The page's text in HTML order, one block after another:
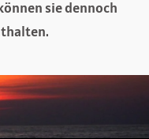
sie dennoch